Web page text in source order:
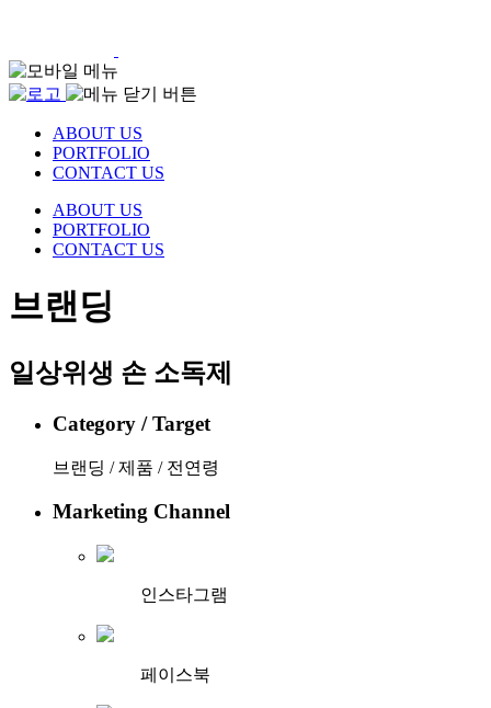
ABOUT US
PORTFOLIO
CONTACT US
ABOUT US
PORTFOLIO
CONTACT US
브랜딩
일상위생 손 소독제
Category / Target
브랜딩 / 제품 / 전연령
Marketing Channel
인스타그램
페이스북